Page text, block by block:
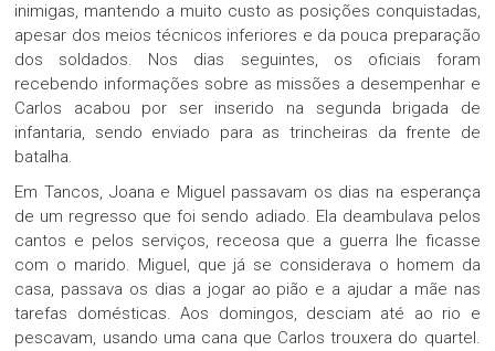
inimigas, mantendo a muito custo as posições conquistadas,
apesar dos meios técnicos inferiores e da pouca preparação
dos soldados. Nos dias seguintes, os oficiais foram
recebendo informações sobre as missões a desempenhar e
Carlos acabou por ser inserido na segunda brigada de
infantaria, sendo enviado para as trincheiras da frente de
batalha.
Em Tancos, Joana e Miguel passavam os dias na esperança
de um regresso que foi sendo adiado. Ela deambulava pelos
cantos e pelos serviços, receosa que a guerra lhe ficasse
com o marido. Miguel, que já se considerava o homem da
casa, passava os dias a jogar ao pião e a ajudar a mãe nas
tarefas domésticas. Aos domingos, desciam até ao rio e
pescavam, usando uma cana que Carlos trouxera do quartel.